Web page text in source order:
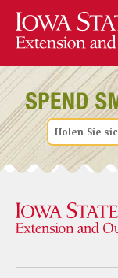
Holen Sie